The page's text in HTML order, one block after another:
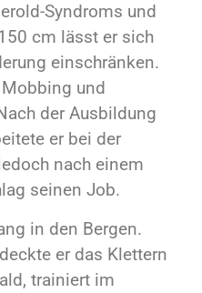
Syndroms und
cm lässt er sich
einschränken.
und
der Ausbildung
er bei der
nach einem
seinen Job.
in den Bergen.
er das Klettern
trainiert im